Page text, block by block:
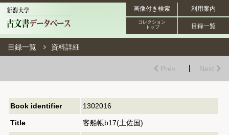
利用案内
画像付き検索
目録一覧
コレクション
トップ
目録一覧 資料詳細
Prev. Next
Book identifier 1302016
Title 客船帳b17(土佐国)